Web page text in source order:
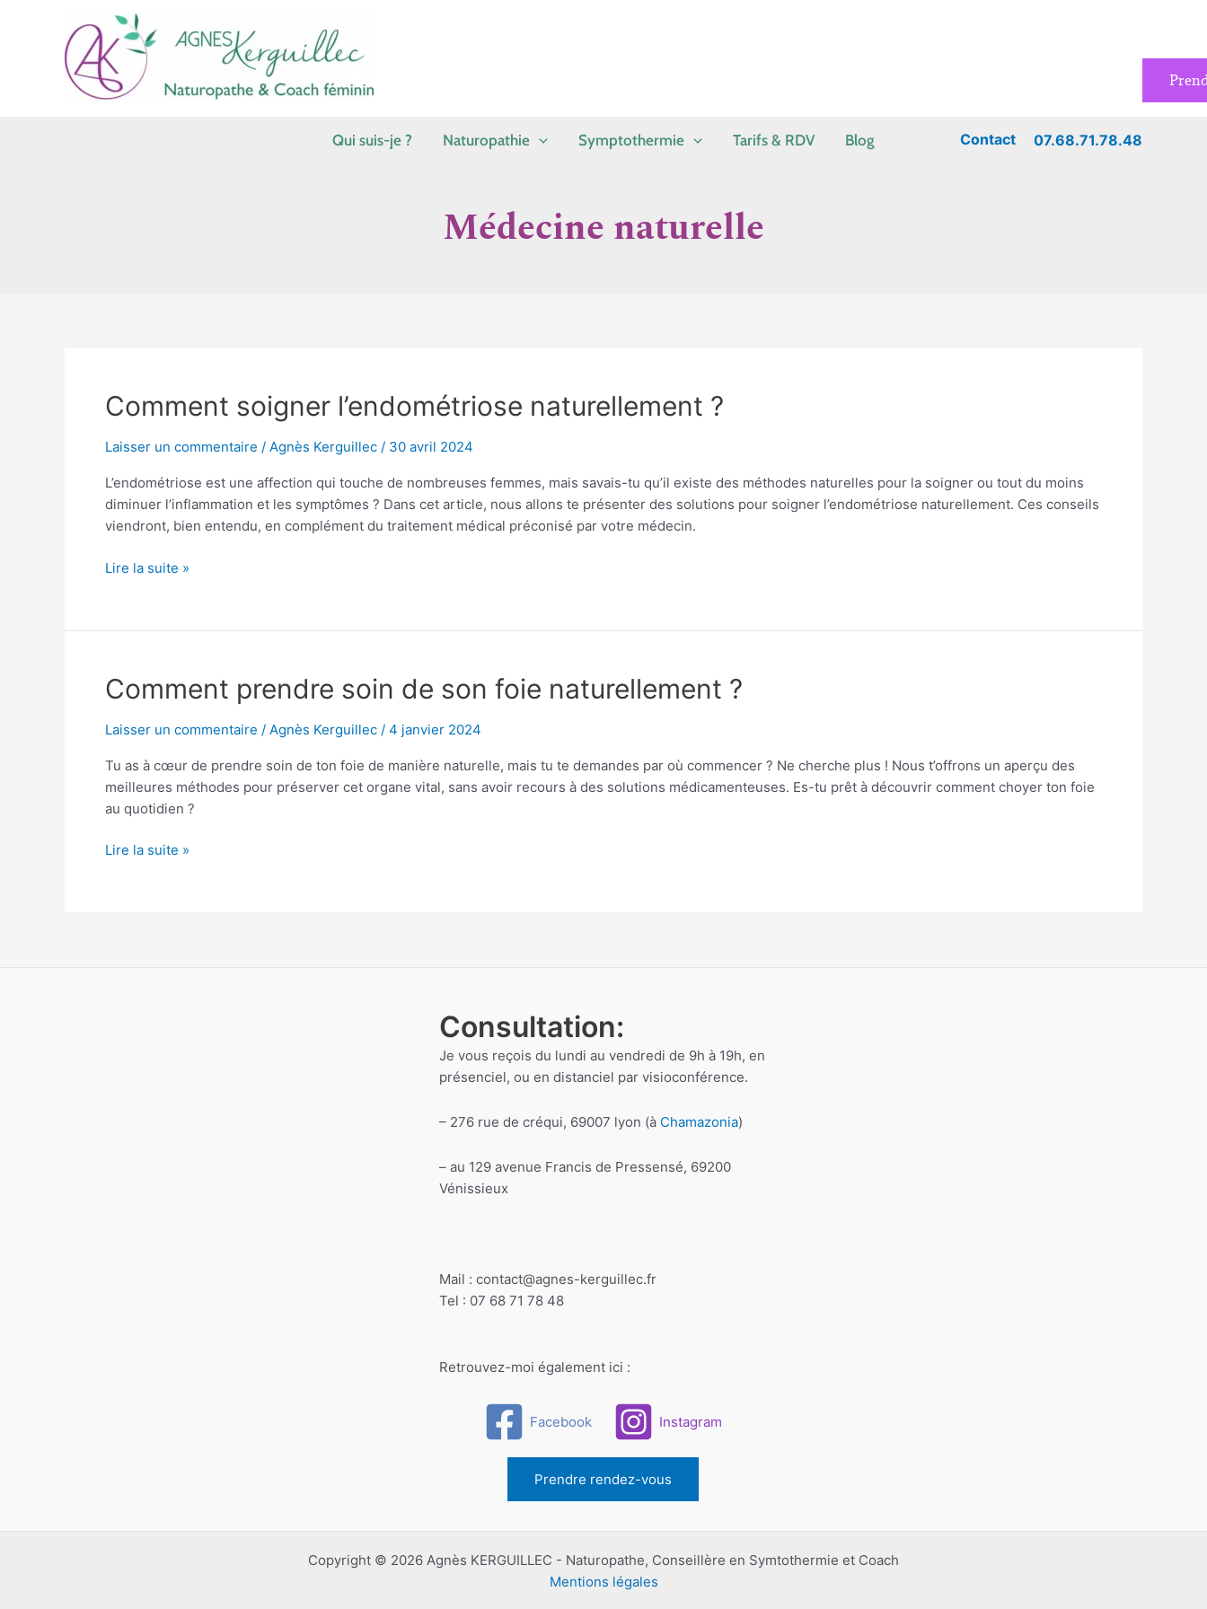
Qui suis-je ? Naturopathie Symptothermie Tarifs & RDV Blog Contact 07.68.71.78.48
Médecine naturelle
Comment soigner l’endométriose naturellement ?
Laisser un commentaire / Agnès Kerguillec / 30 avril 2024
L’endométriose est une affection qui touche de nombreuses femmes, mais savais-tu qu’il existe des méthodes naturelles pour la soigner ou tout du moins
diminuer l’inflammation et les symptômes ? Dans cet article, nous allons te présenter des solutions pour soigner l’endométriose naturellement. Ces conseils
viendront, bien entendu, en complément du traitement médical préconisé par votre médecin.
Comment
soigner
l’endométriose
?
Lire la suite »
Comment prendre soin de son foie naturellement ?
Laisser un commentaire / Agnès Kerguillec / 4 janvier 2024
Tu as à cœur de prendre soin de ton foie de manière naturelle, mais tu te demandes par où commencer ? Ne cherche plus ! Nous t’offrons un aperçu des
meilleures méthodes pour préserver cet organe vital, sans avoir recours à des solutions médicamenteuses. Es-tu prêt à découvrir comment choyer ton foie
au quotidien ?
Comment
prendre
soin
son
foie
naturellement
Lire la suite »
Consultation:
Je vous reçois du lundi au vendredi de 9h à 19h, en
présenciel, ou en distanciel par visioconférence.
– 276 rue de créqui, 69007 lyon (à Chamazonia)
– au 129 avenue Francis de Pressensé, 69200
Vénissieux
Mail : contact@agnes-kerguillec.fr
Tel : 07 68 71 78 48
Retrouvez-moi également ici :
Facebook Instagram
Prendre rendez-vous
Copyright © 2026 Agnès KERGUILLEC - Naturopathe, Conseillère en Symtothermie et Coach
Mentions légales